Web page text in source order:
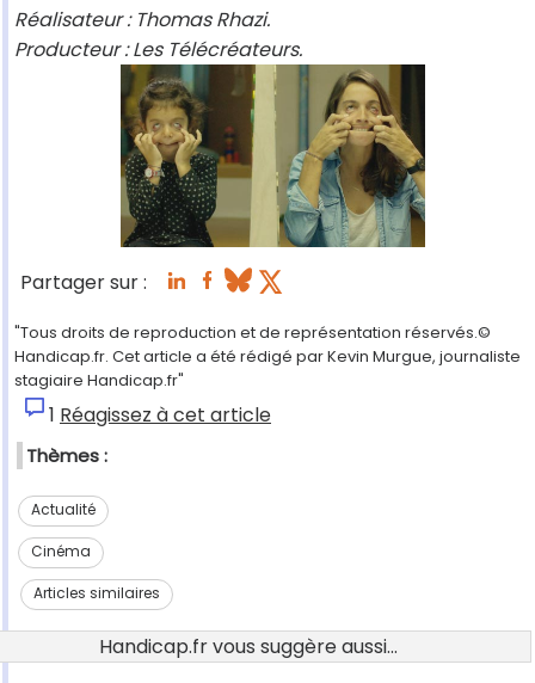
Réalisateur : Thomas Rhazi.
Producteur : Les Télécréateurs.
Partager sur :
"Tous droits de reproduction et de représentation réservés.©
Handicap.fr. Cet article a été rédigé par Kevin Murgue, journaliste
stagiaire Handicap.fr"
1 Réagissez à cet article
Thèmes :
Actualité
Cinéma
Articles similaires
Handicap.fr vous suggère aussi...